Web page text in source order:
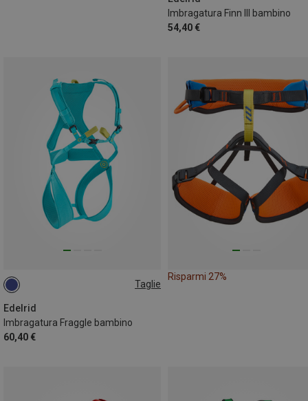
Imbragatura Finn III bambino
54,40 €
Taglie
Edelrid
Imbragatura Fraggle bambino
60,40 €
XS | 50-60CM XXS | 45-55CM
Risparmi 27%